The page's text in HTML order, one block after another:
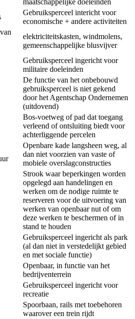
Gebruiksperceel intericht voor
economische + andere activiteiten
elektriciteitskasten, windmolens,
gemeenschappelijke blusvijver
Gebruiksperceel ingericht voor
militaire doeleinden
De functie van het onbebouwd
gebruiksperceel is niet gekend
door het Agentschap Ondernemen
(uitdovend)
Bos-voetweg of pad dat toegang
verleend of ontsluiting biedt voor
achterliggende percelen
Openbare kade langsheen weg, al
dan niet voorzien van vaste of
mobiele overslagconstructies
Strook waar beperkingen worden
opgelegd aan handelingen en
werken om de nodige ruimte te
reserveren voor de uitvoering van
werken van openbaar nut of om
deze werken te beschermen of in
stand te houden
Gebruiksperceel ingericht als park
(al dan niet in verstedelijkt gebied
en met sociale functie)
Openbaar, in functie van het
bedrijventerrein
Gebruiksperceel ingericht voor
recreatie
Spoorbaan, rails met toebehoren
waarover een trein rijdt